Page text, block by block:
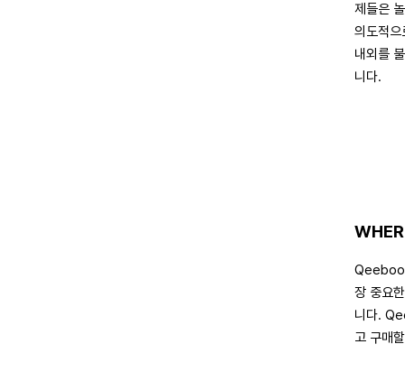
제들은
의도적
내외를
니다.
Qeeboo
장 중요
니다.
고 구매